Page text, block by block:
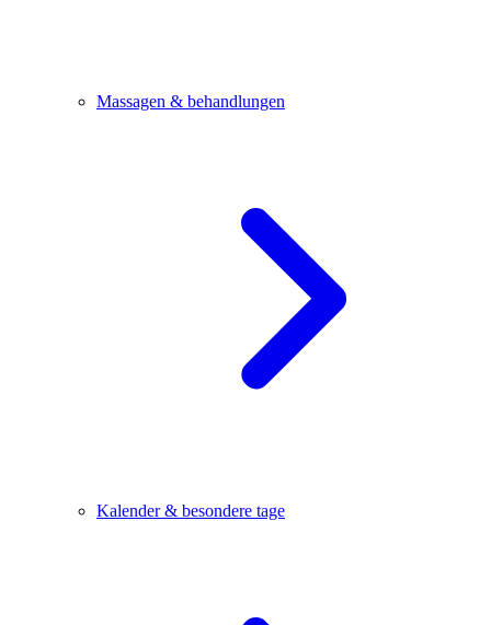
Massagen & behandlungen
Kalender & besondere tage